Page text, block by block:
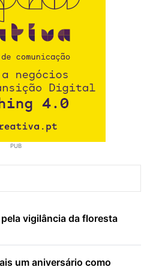
PUB
vigilância da floresta
um aniversário como